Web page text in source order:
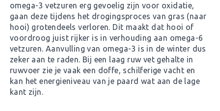
omega-3 vetzuren erg gevoelig zijn voor oxidatie,
gaan deze tijdens het drogingsproces van gras (naar
hooi) grotendeels verloren. Dit maakt dat hooi of
voordroog juist rijker is in verhouding aan omega-6
vetzuren. Aanvulling van omega-3 is in de winter dus
zeker aan te raden. Bij een laag ruw vet gehalte in
ruwvoer zie je vaak een doffe, schilferige vacht en
kan het energieniveau van je paard wat aan de lage
kant zijn.